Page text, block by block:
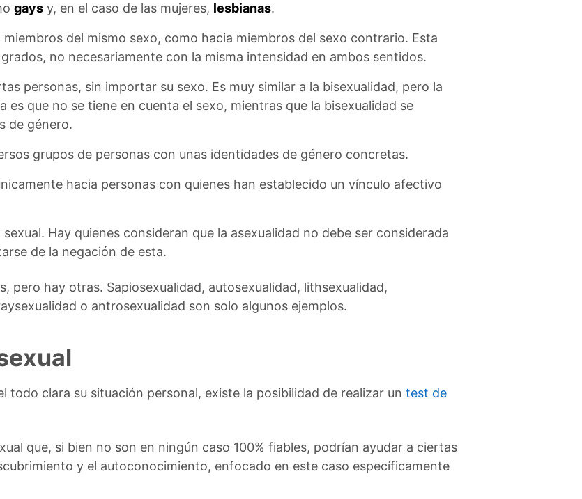
gays y, en el caso de las mujeres, lesbianas.
del mismo sexo, como hacia miembros del sexo contrario. Esta
no necesariamente con la misma intensidad en ambos sentidos.
personas, sin importar su sexo. Es muy similar a la bisexualidad, pero la
que no se tiene en cuenta el sexo, mientras que la bisexualidad se
de género.
grupos de personas con unas identidades de género concretas.
hacia personas con quienes han establecido un vínculo afectivo
Hay quienes consideran que la asexualidad no debe ser considerada
de la negación de esta.
pero hay otras. Sapiosexualidad, autosexualidad, lithsexualidad,
o antrosexualidad son solo algunos ejemplos.
todo clara su situación personal, existe la posibilidad de realizar un test de
que, si bien no son en ningún caso 100% fiables, podrían ayudar a ciertas
y el autoconocimiento, enfocado en este caso específicamente